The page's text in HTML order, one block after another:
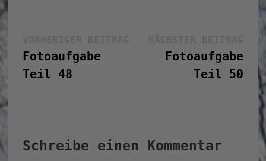
Beitrag:
Fotoaufgabe
Teil 48
Fotoaufgabe
Teil 50
Schreibe einen Kommentar